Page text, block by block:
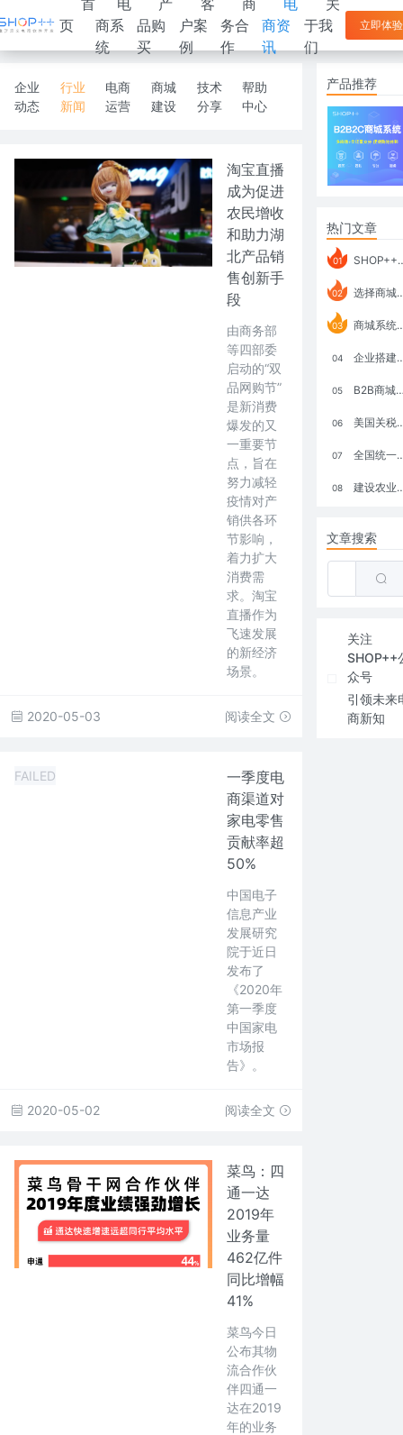
首
页
电
商系
统
产
品购
买
客
户案
例
商
务合
作
电
商资
讯
关
于我
们
立即体验
企业
动态
行业
新闻
电商
运营
商城
建设
技术
分享
帮助
中心
淘宝直播
成为促进
农民增收
和助力湖
北产品销
售创新手
段
由商务部
等四部委
启动的“双
品网购节”
是新消费
爆发的又
一重要节
点，旨在
努力减轻
疫情对产
销供各环
节影响，
着力扩大
消费需
求。淘宝
直播作为
飞速发展
的新经济
场景。
2020-05-03 阅读全文
FAILED
一季度电
商渠道对
家电零售
贡献率超
50%
中国电子
信息产业
发展研究
院于近日
发布了
《2020年
第一季度
中国家电
市场报
告》。
2020-05-02 阅读全文
菜鸟：四
通一达
2019年
业务量
462亿件
同比增幅
41%
菜鸟今日
公布其物
流合作伙
伴四通一
达在2019
年的业务
产品推荐
热门文章
01 SHOP++ B2B2C V9.1 全新发布 新亮点
02 选择商城系统要考虑哪些问题？
03 商城系统如何打通跨境电商模式？
04 企业搭建积分商城系统要注意什么？
05 B2B商城系统搭建：开发语言、功能、优势分析
06 美国关税政策冲击全球电商格局：五大类平台受重创，转型与自救成关键
07 全国统一大市场：电商如何掘金新蓝海？
08 建设农业强国，网上商城来助力！
文章搜索
关注
SHOP++
众号
引领未来
商新知